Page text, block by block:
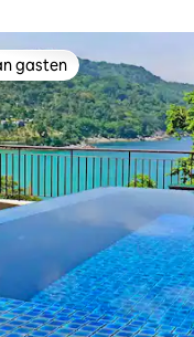
4,93 op 5, 359
gasten
gasten